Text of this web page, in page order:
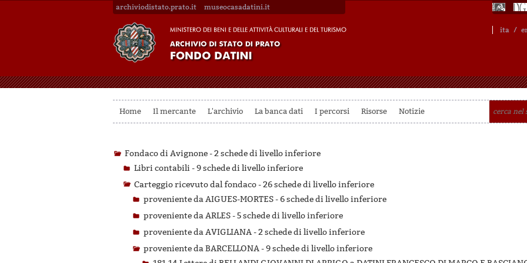
archiviodistato.prato.it museocasadatini.it
ita /
Home Il mercante L'archivio La banca dati I percorsi Risorse Notizie
Fondaco di Avignone -2 schede di livello inferiore
Libri contabili -9 schede di livello inferiore
Carteggio ricevuto dal fondaco -26 schede di livello inferiore
proveniente da AIGUES-MORTES -6 schede di livello inferiore
proveniente da ARLES -5 schede di livello inferiore
proveniente da AVIGLIANA -2 schede di livello inferiore
proveniente da BARCELLONA -9 schede di livello inferiore